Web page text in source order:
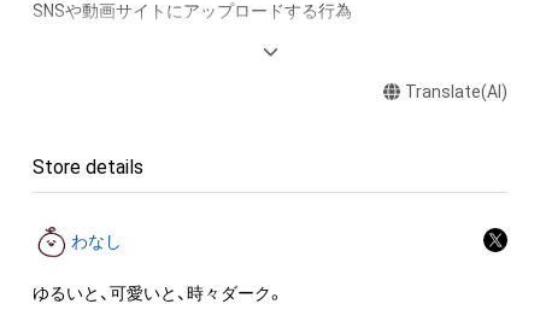
SNSや動画サイトにアップロードする行為
・本アイテムに関する創作物(画像および映像、音楽、商標または
権(著作権、特許権、実用新案権、商標権、意匠権その他の知的財
産権(それらの権利を取得し、又はそれらの権利につき登録等を
出願する権利を含みます。)を意味します。)は、本アイテムの著
Translate(AI)
Store details
わなし
ゆるいと、可愛いと、時々ダーク。